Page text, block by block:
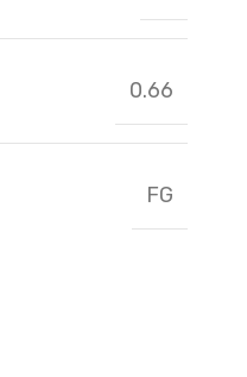
0.66
FG